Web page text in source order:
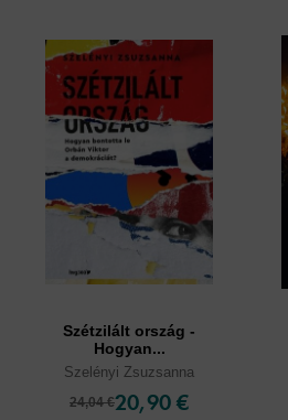
Szétzilált ország -
Hogyan...
Szelényi Zsuzsanna
24,04 €20,90 €